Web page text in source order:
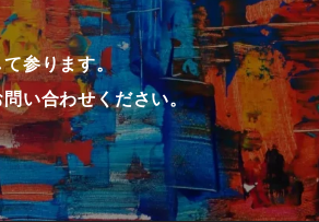
参ります。
い合わせください。